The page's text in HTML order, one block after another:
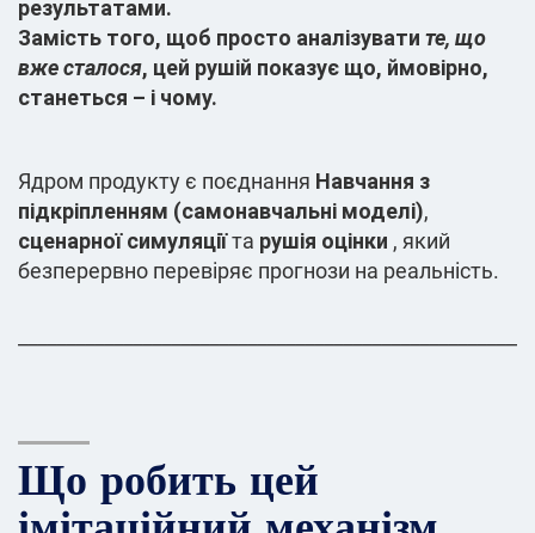
результатами.
Замість того, щоб просто аналізувати те, що
вже сталося, цей рушій показує що, ймовірно,
станеться – і чому.
Ядром продукту є поєднання Навчання з
підкріпленням (самонавчальні моделі),
сценарної симуляціїта рушія оцінки , який
безперервно перевіряє прогнози на реальність.
Що робить цей